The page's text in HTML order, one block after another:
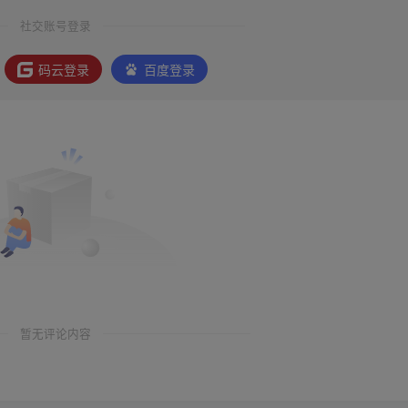
社交账号登录
码云登录 百度登录
暂无评论内容